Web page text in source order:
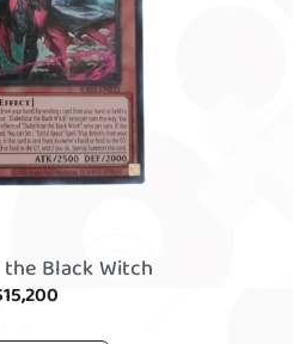
Black Witch
15,200